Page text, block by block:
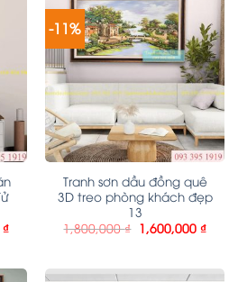
₫
-11%
Tranh sơn dầu đồng quê
3D treo phòng khách đẹp
13
1,800,000₫ 1,600,000 ₫